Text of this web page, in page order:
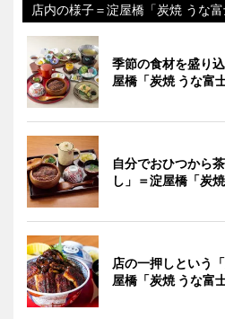
店内の様子＝淀屋橋「炭焼 うな富
季節の食材を盛り
屋橋「炭焼 うな富
自分でおひつから
し」＝淀屋橋「炭
店の一押しという
屋橋「炭焼 うな富